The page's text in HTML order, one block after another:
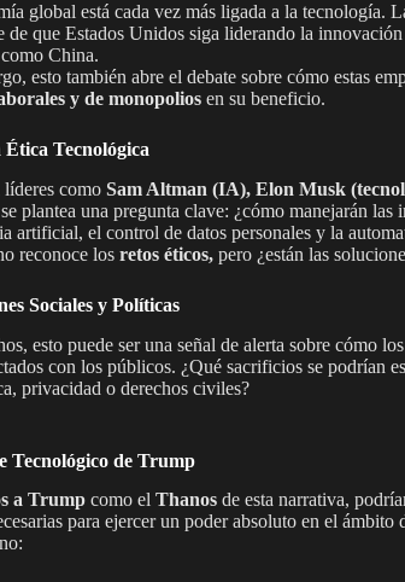
global está cada vez más ligada a la tecnología.
de que Estados Unidos siga liderando la
China.
esto también abre el debate sobre cómo estas
y de monopolios en su beneficio.
Tecnológica
como Sam Altman (IA), Elon Musk
se plantea una pregunta clave: ¿cómo manejarán las
artificial, el control de datos personales y la
reconoce los retos éticos, pero ¿están las
Sociales y Políticas
esto puede ser una señal de alerta sobre cómo
con los públicos. ¿Qué sacrificios se podrían
privacidad o derechos civiles?
Tecnológico de Trump
a Trump como el Thanos de esta narrativa,
para ejercer un poder absoluto en el